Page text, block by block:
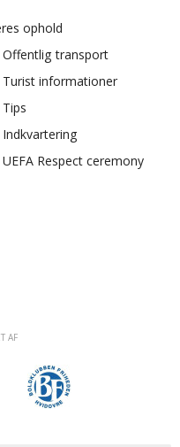
ophold
Offentlig transport
Turist informationer
Tips
Indkvartering
UEFA Respect ceremony
AF